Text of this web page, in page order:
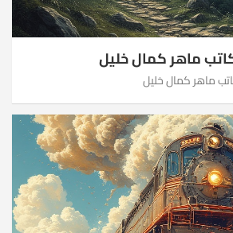
ماهر كمال خليل
ماهر كمال خليل